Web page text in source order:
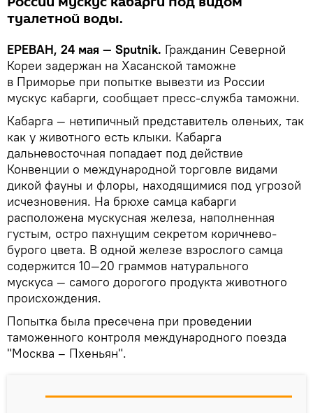
туалетной воды.
ЕРЕВАН, 24 мая — Sputnik. Гражданин Северной
Кореи задержан на Хасанской таможне
в Приморье при попытке вывезти из России
мускус кабарги, сообщает пресс-служба таможни.
Кабарга — нетипичный представитель оленьих, так
как у животного есть клыки. Кабарга
дальневосточная попадает под действие
Конвенции о международной торговле видами
дикой фауны и флоры, находящимися под угрозой
исчезновения. На брюхе самца кабарги
расположена мускусная железа, наполненная
густым, остро пахнущим секретом коричнево-
бурого цвета. В одной железе взрослого самца
содержится 10—20 граммов натурального
мускуса — самого дорогого продукта животного
происхождения.
Попытка была пресечена при проведении
таможенного контроля международного поезда
"Москва – Пхеньян".